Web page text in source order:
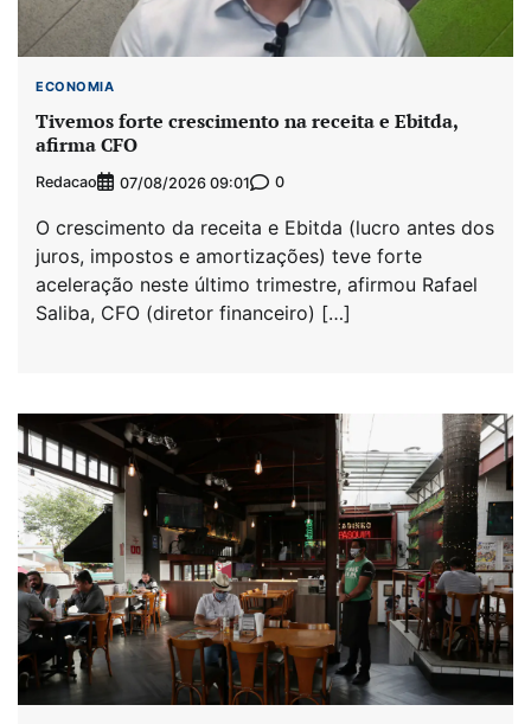
ECONOMIA
Tivemos forte crescimento na receita e Ebitda,
afirma CFO
Redacao 07/08/2026 09:01 0
O crescimento da receita e Ebitda (lucro antes dos
juros, impostos e amortizações) teve forte
aceleração neste último trimestre, afirmou Rafael
Saliba, CFO (diretor financeiro) […]